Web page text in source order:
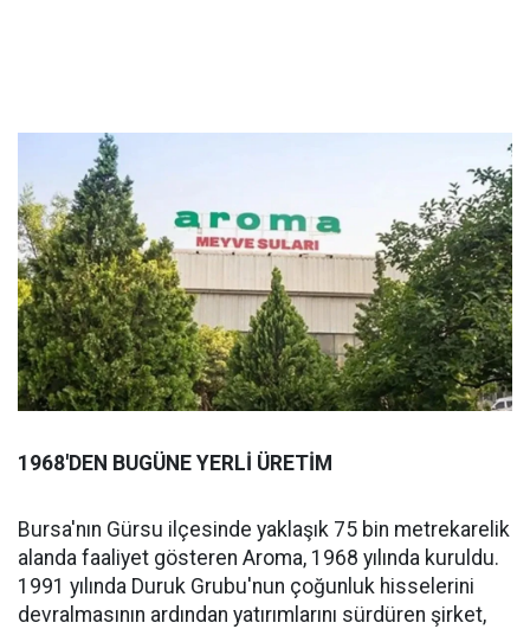
1968'DEN BUGÜNE YERLİ ÜRETİM
Bursa'nın Gürsu ilçesinde yaklaşık 75 bin metrekarelik
alanda faaliyet gösteren Aroma, 1968 yılında kuruldu.
1991 yılında Duruk Grubu'nun çoğunluk hisselerini
devralmasının ardından yatırımlarını sürdüren şirket,